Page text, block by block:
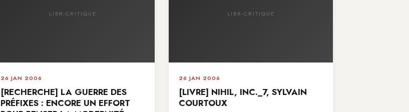
LIBR-CRITIQUE
26 JAN 2006
[RECHERCHE] LA GUERRE DES
PRÉFIXES : ENCORE UN EFFORT
LIBR-CRITIQUE
26 JAN 2006
[LIVRE] NIHIL, INC._7, SYLVAIN
COURTOUX